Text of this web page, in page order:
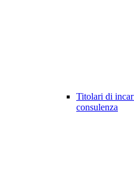
Titolari di
consulenza